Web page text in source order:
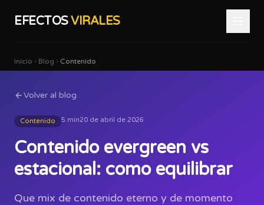
EFECTOSVIRALES
Inicio Blog Contenido
Volver al blog
Contenido 5 min20 de abril de 2026
Contenido evergreen vs
estacional: como equilibrar
Que mix de contenido eterno y de momento